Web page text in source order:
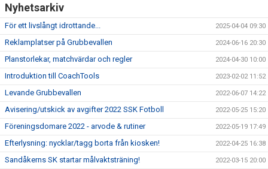
Nyhetsarkiv
För ett livslångt idrottande... 2025-04-04 09:30
Reklamplatser på Grubbevallen 2024-06-16 20:30
Planstorlekar, matchvärdar och regler 2024-04-30 10:00
Introduktion till CoachTools 2023-02-02 11:52
Levande Grubbevallen 2022-06-07 14:22
Avisering/utskick av avgifter 2022 SSK Fotboll 2022-05-25 15:20
Föreningsdomare 2022 - arvode & rutiner 2022-05-19 17:49
Efterlysning: nycklar/tagg borta från kiosken! 2022-04-25 16:38
Sandåkerns SK startar målvaktsträning! 2022-03-15 20:00